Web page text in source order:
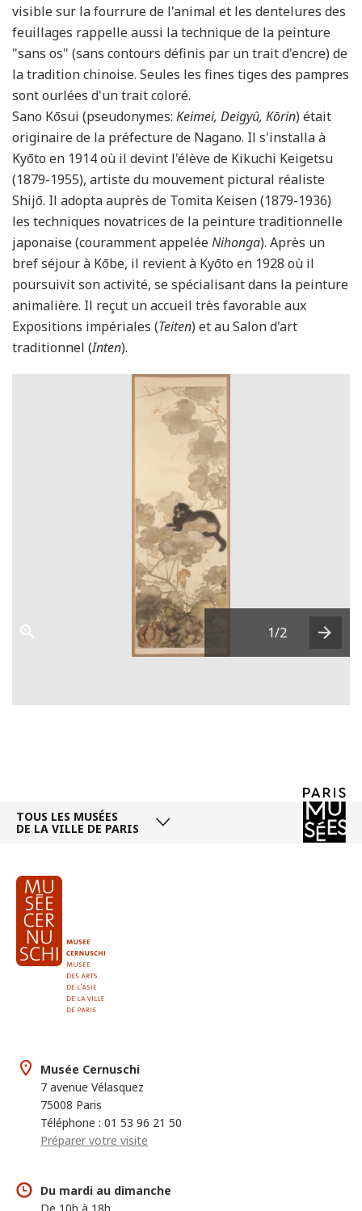
visible sur la fourrure de l'animal et les dentelures des
feuillages rappelle aussi la technique de la peinture
"sans os" (sans contours définis par un trait d'encre) de
la tradition chinoise. Seules les fines tiges des pampres
sont ourlées d'un trait coloré.
Sano Kōsui (pseudonymes: Keimei, Deigyû, Kōrin) était
originaire de la préfecture de Nagano. Il s'installa à
Kyōto en 1914 où il devint l'élève de Kikuchi Keigetsu
(1879-1955), artiste du mouvement pictural réaliste
Shijō. Il adopta auprès de Tomita Keisen (1879-1936)
les techniques novatrices de la peinture traditionnelle
japonaise (couramment appeléeNihonga). Après un
bref séjour à Kōbe, il revient à Kyōto en 1928 où il
poursuivit son activité, se spécialisant dans la peinture
animalière. Il reçut un accueil très favorable aux
Expositions impériales (Teiten) et au Salon d'art
traditionnel (Inten).
1/2
Next
TOUS LES MUSÉES
DE LA VILLE DE PARIS
Musée Cernuschi
7 avenue Vélasquez
75008 Paris
Téléphone : 01 53 96 21 50
Préparer votre visite
Du mardi au dimanche
De 10h à 18h